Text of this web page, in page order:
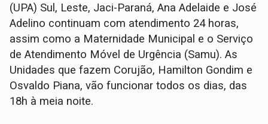
(UPA) Sul, Leste, Jaci-Paraná, Ana Adelaide e José
Adelino continuam com atendimento 24 horas,
assim como a Maternidade Municipal e o Serviço
de Atendimento Móvel de Urgência (Samu). As
Unidades que fazem Corujão, Hamilton Gondim e
Osvaldo Piana, vão funcionar todos os dias, das
18h à meia noite.